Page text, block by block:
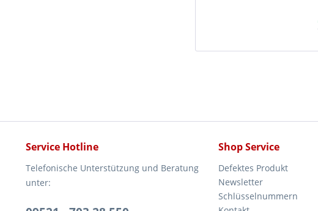
Service Hotline
Telefonische Unterstützung und Beratung
unter:
Shop Service
Defektes Produkt
Newsletter
Schlüsselnummern